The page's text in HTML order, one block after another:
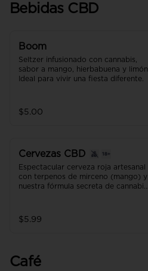
Bebidas CBD
Boom
Seltzer infusionado con cannabis,
sabor a mango, hierbabuena y limón.
Ideal para vivir una fiesta diferente.
$5.00
Cervezas CBD
Espectacular cerveza roja artesanal
con terpenos de mirceno (mango) y
nuestra fórmula secreta de cannabis,
Producto con NANO TECNOLOGÍA,
efecto hasta 7 veces más efectivo y
$5.99
Café